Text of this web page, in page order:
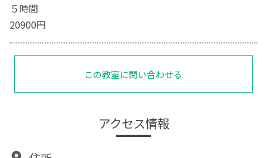
５時間
20900円
この教室に問い合わせる
アクセス情報